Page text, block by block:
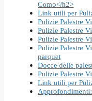
Como</h2>
Link utili per
Pulizie Palestre
Pulizie Palestre
Pulizie Palestre
Pulizie Palestre
parquet
Docce delle
Pulizie Palestre
Link utili per
Approfondimenti: